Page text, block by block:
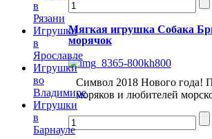
Мягкая игрушка Собака
морячок
Символ 2018 Нового года!
моряков и любителей
в
Рязани
Игрушки
в
Ярославле
Игрушки
во
Владимире
Игрушки
в
Барнауле